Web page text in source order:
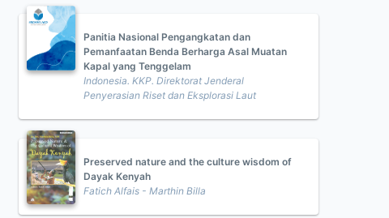
Panitia Nasional Pengangkatan dan
Pemanfaatan Benda Berharga Asal Muatan
Kapal yang Tenggelam
Indonesia. KKP. Direktorat Jenderal
Penyerasian Riset dan Eksplorasi Laut
Preserved nature and the culture wisdom of
Dayak Kenyah
Fatich Alfais - Marthin Billa